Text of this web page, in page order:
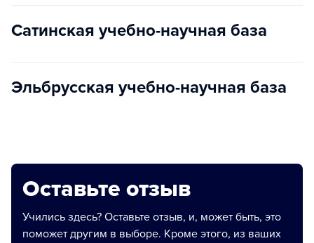
Сатинская учебно-научная база
Эльбрусская учебно-научная база
Оставьте отзыв
Учились здесь? Оставьте отзыв, и, может быть, это
поможет другим в выборе. Кроме этого, из ваших